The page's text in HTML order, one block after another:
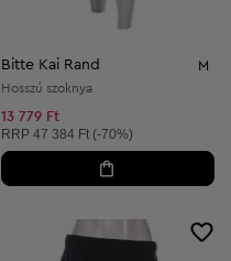
Bitte Kai Rand M
Hosszú szoknya
13 779 Ft
Ajánlott ár:
RRP 47 384 Ft (-70%)